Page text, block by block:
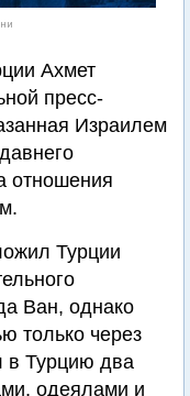
Ахмет
пресс-
Израилем
отношения
Турции
Ван, однако
только через
в Турцию два
одеялами и